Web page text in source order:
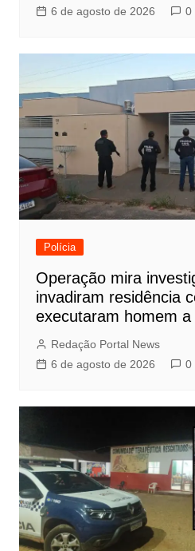
6 de agosto de 2026 0
Polícia
Operação mira
invadiram residência
executaram homem a
Redação Portal News
6 de agosto de 2026
0